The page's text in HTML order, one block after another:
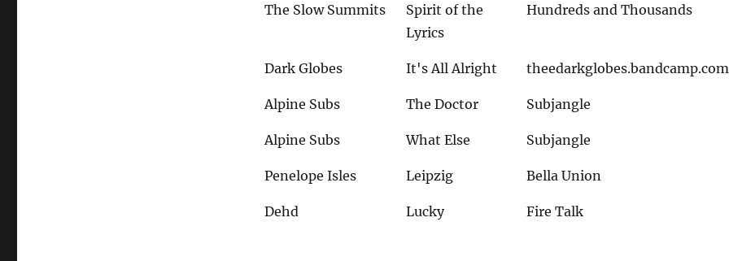
The Slow Summits
Spirit of the
Lyrics
Hundreds and Thousands
Dark Globes It's All Alright theedarkglobes.bandcamp.com
Alpine Subs The Doctor Subjangle
Alpine Subs What Else Subjangle
Penelope Isles Leipzig Bella Union
Dehd Lucky Fire Talk